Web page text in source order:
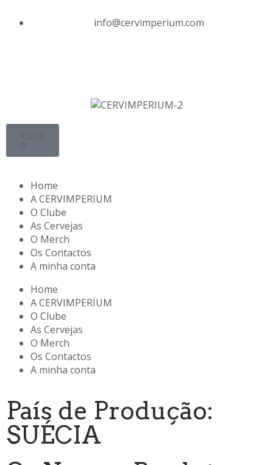
info@cervimperium.com
€0.00
0
Home
A CERVIMPERIUM
O Clube
As Cervejas
O Merch
Os Contactos
A minha conta
Home
A CERVIMPERIUM
O Clube
As Cervejas
O Merch
Os Contactos
A minha conta
País de Produção:
SUÉCIA